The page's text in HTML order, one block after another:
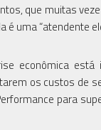
que muitas
é uma “atendente
econômica
os custos de
para